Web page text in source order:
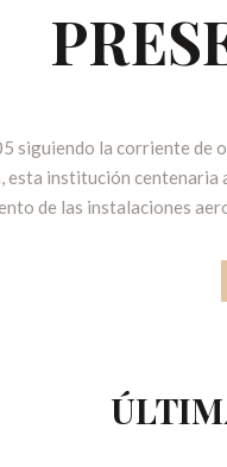
siguiendo la corriente
esta institución
de las instalaciones